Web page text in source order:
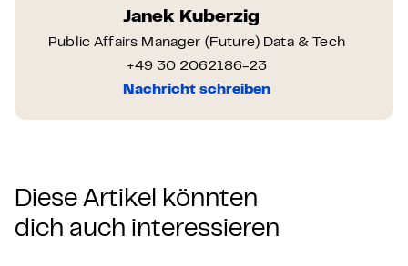
Janek Kuberzig
Public Affairs Manager (Future) Data & Tech
+49 30 2062186-23
Nachricht schreiben
Diese Artikel könnten
dich auch interessieren